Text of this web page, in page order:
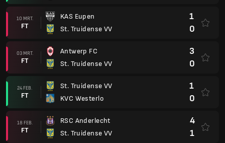
10 MRT.
FT
KAS Eupen
St. Truidense VV
1
0
03 MRT.
FT
Antwerp FC
St. Truidense VV
3
0
24 FEB.
FT
St. Truidense VV
KVC Westerlo
1
0
18 FEB.
FT
RSC Anderlecht
St. Truidense VV
4
1